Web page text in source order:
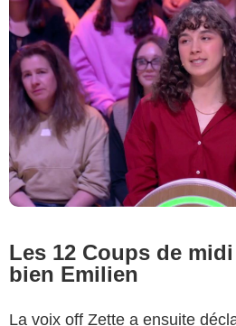
Les 12 Coups de
bien Emilien
La voix off Zette a ensuite